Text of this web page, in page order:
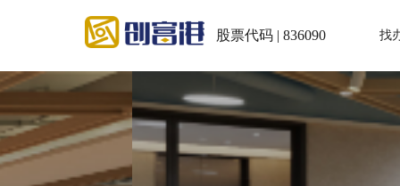
股票代码 | 836090 找